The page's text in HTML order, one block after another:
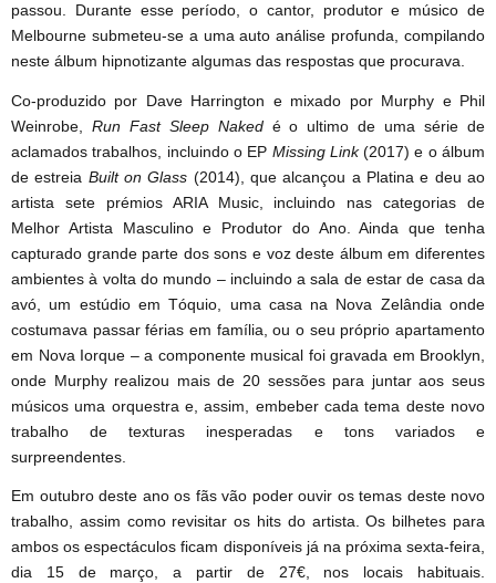
passou. Durante esse período, o cantor, produtor e músico de
Melbourne submeteu-se a uma auto análise profunda, compilando
neste álbum hipnotizante algumas das respostas que procurava.
Co-produzido por Dave Harrington e mixado por Murphy e Phil
Weinrobe, Run Fast Sleep Nakedé o ultimo de uma série de
aclamados trabalhos, incluindo o EP Missing Link(2017) e o álbum
de estreia Built on Glass (2014), que alcançou a Platina e deu ao
artista sete prémios ARIA Music, incluindo nas categorias de
Melhor Artista Masculino e Produtor do Ano. Ainda que tenha
capturado grande parte dos sons e voz deste álbum em diferentes
ambientes à volta do mundo – incluindo a sala de estar de casa da
avó, um estúdio em Tóquio, uma casa na Nova Zelândia onde
costumava passar férias em família, ou o seu próprio apartamento
em Nova Iorque – a componente musical foi gravada em Brooklyn,
onde Murphy realizou mais de 20 sessões para juntar aos seus
músicos uma orquestra e, assim, embeber cada tema deste novo
trabalho de texturas inesperadas e tons variados e
surpreendentes.
Em outubro deste ano os fãs vão poder ouvir os temas deste novo
trabalho, assim como revisitar os hits do artista. Os bilhetes para
ambos os espectáculos ficam disponíveis já na próxima sexta-feira,
dia 15 de março, a partir de 27€, nos locais habituais.